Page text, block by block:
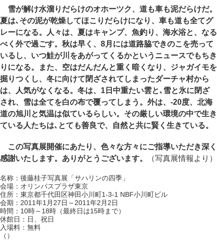
雪が解け水溜りだらけのオホーツク、道も車も泥だらけだ。
夏は､その泥が乾燥してほこりだらけになり、車も道も全てグ
レーになる。人々は、夏はキャンプ、魚釣り、海水浴と、なる
べく外で過ごす。秋は早く、8月には道路脇できのこを売って
いるし、いつ鮭が川をあがってくるかというニュースでもちき
りになる。また、空はだんだんと重く暗くなり、ジャガイモを
掘りつくし、冬に向けて閉ざされてしまったダーチャ村から
は、人気がなくなる。冬は、1日中重たい雲と､雪と氷に閉ざ
され、雪は全てを白の布で覆ってしまう。外は、-20度、北海
道の旭川と気温は似ているらしい。その厳しい環境の中で生き
ている人たちは､とても善良で、自然と共に賢く生きている。
この写真展開催にあたり、色々な方々にご指導いただき深く
感謝いたします。ありがとうございます。
（写真展情報より）
名称：後藤桂子写真展「サハリンの四季」
会場：オリンパスプラザ東京
住所：東京都千代田区神田小川町1-3-1 NBF小川町ビル
会期：2011年1月27日～2011年2月2日
時間：10時～18時（最終日は15時まで）
休館日：日、祝日
入場料：無料
（）